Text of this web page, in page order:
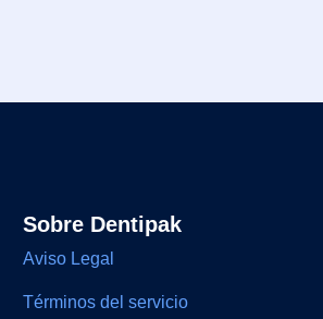
Sobre Dentipak
Aviso Legal
Términos del servicio